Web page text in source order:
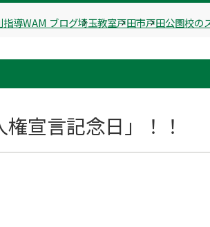
指導WAM ブログ埼玉教室戸田市戸田公園校の
宣言記念日」！！